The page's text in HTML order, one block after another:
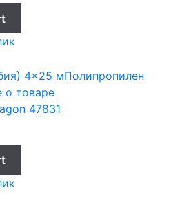
4x25 мПолипропилен
о товаре
47831